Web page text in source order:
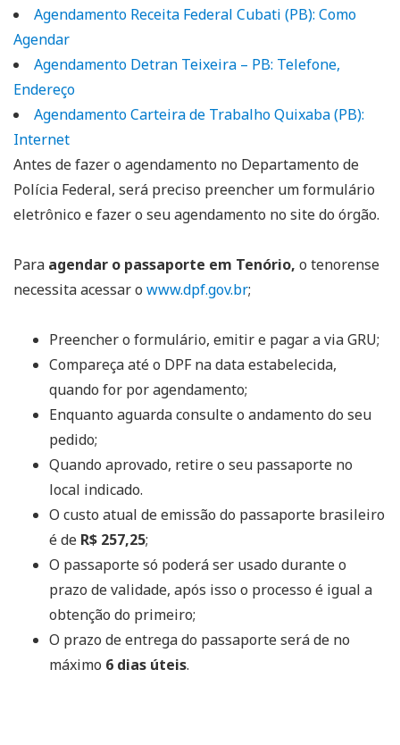
Agendamento Receita Federal Cubati (PB): Como
Agendar
Agendamento Detran Teixeira – PB: Telefone,
Endereço
Agendamento Carteira de Trabalho Quixaba (PB):
Internet
Antes de fazer o agendamento no Departamento de
Polícia Federal, será preciso preencher um formulário
eletrônico e fazer o seu agendamento no site do órgão.
Para agendar o passaporte em Tenório, o tenorense
necessita acessar o www.dpf.gov.br;
Preencher o formulário, emitir e pagar a via GRU;
Compareça até o DPF na data estabelecida,
quando for por agendamento;
Enquanto aguarda consulte o andamento do seu
pedido;
Quando aprovado, retire o seu passaporte no
local indicado.
O custo atual de emissão do passaporte brasileiro
é de R$ 257,25;
O passaporte só poderá ser usado durante o
prazo de validade, após isso o processo é igual a
obtenção do primeiro;
O prazo de entrega do passaporte será de no
máximo 6 dias úteis.